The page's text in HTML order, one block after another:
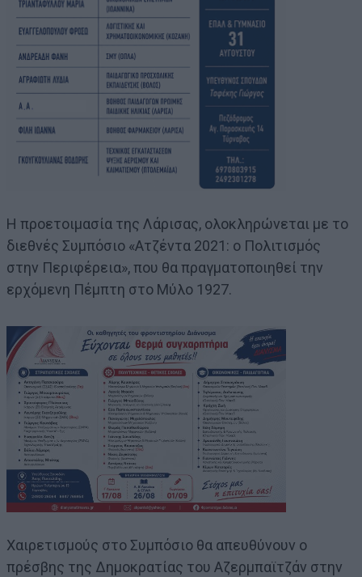
Η προετοιμασία της Λάρισας, ολοκληρώνεται με το
διεθνές Συμπόσιο «Ατζέντα 2021: ο Πολιτισμός
στην Περιφέρεια», που θα πραγματοποιηθεί την
ερχόμενη Πέμπτη στο Μύλο 1927.
Χαιρετισμούς στο Συμπόσιο θα απευθύνουν ο
πρέσβης της Δημοκρατίας του Αζερμπαϊτζάν στην